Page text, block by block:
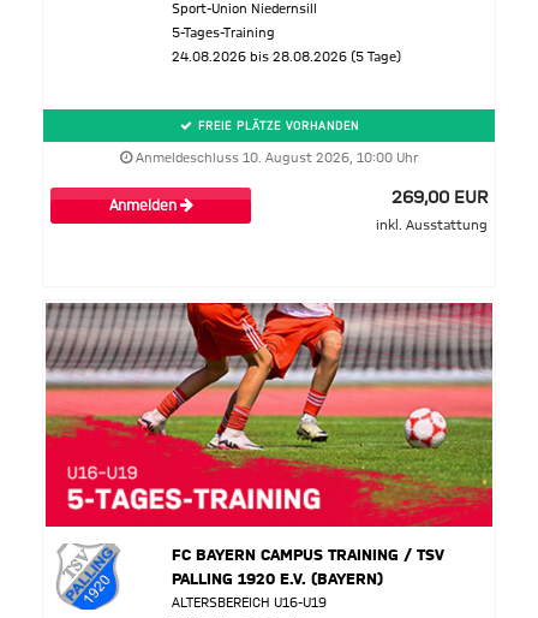
Sport-Union Niedernsill
5-Tages-Training
24.08.2026 bis 28.08.2026 (5 Tage)
FREIE PLÄTZE VORHANDEN
Anmeldeschluss 10. August 2026, 10:00 Uhr
Anmelden 269,00 EUR
inkl. Ausstattung
FC BAYERN CAMPUS TRAINING / TSV
PALLING 1920 E.V. (BAYERN)
ALTERSBEREICH U16-U19